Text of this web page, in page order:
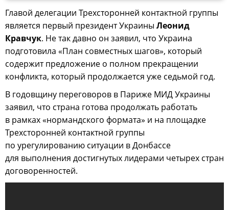
Главой делегации Трехсторонней контактной группы
является первый президент Украины Леонид
Кравчук. Не так давно он заявил, что Украина
подготовила «План совместных шагов», который
содержит предложение о полном прекращении
конфликта, который продолжается уже седьмой год.
В годовщину переговоров в Париже МИД Украины
заявил, что страна готова продолжать работать
в рамках «нормандского формата» и на площадке
Трехсторонней контактной группы
по урегулированию ситуации в Донбассе
для выполнения достигнутых лидерами четырех стран
договоренностей.